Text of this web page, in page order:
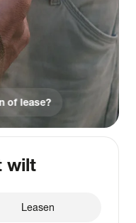
of lease?
wilt
Leasen